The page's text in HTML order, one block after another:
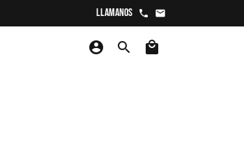
Llamanos phone email
account_circle search local_mall